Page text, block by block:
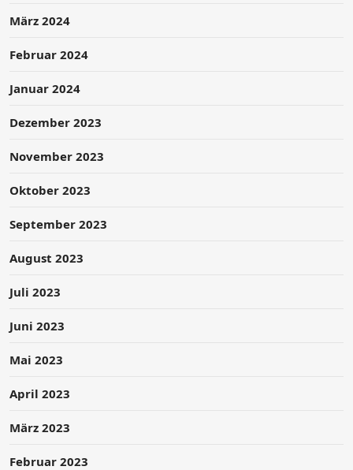
März 2024
Februar 2024
Januar 2024
Dezember 2023
November 2023
Oktober 2023
September 2023
August 2023
Juli 2023
Juni 2023
Mai 2023
April 2023
März 2023
Februar 2023